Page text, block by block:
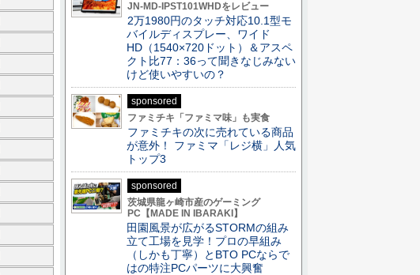
JN-MD-IPST101WHDをレビュー
2万1980円のタッチ対応10.1型モ
バイルディスプレー、ワイド
HD（1540×720ドット）＆アスペ
クト比77：36って聞きなじみない
けど使いやすいの？
sponsored
ファミチキ「ファミマ味」も実食
ファミチキの次に売れている商品
が意外！ ファミマ「レジ横」人気
トップ3
sponsored
茨城県龍ヶ崎市産のゲーミング
PC【MADE IN IBARAKI】
田園風景が広がるSTORMの組み
立て工場を見学！プロの早組み
（しかも丁寧）とBTO PCならで
はの特注PCパーツに大興奮